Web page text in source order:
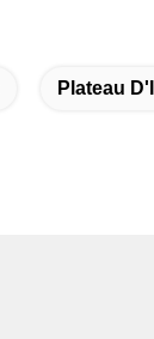
Plateau